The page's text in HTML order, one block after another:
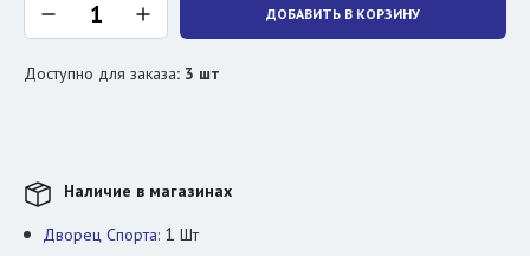
ДОБАВИТЬ В КОРЗИНУ
Доступно для заказа: 3 шт
Наличие в магазинах
Дворец Спорта: 1 Шт